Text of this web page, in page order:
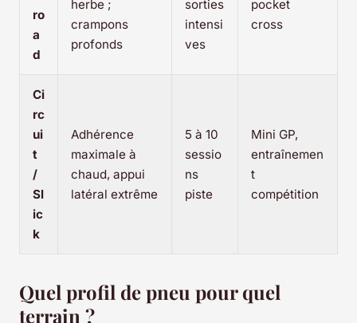
ro
a
d
herbe ;
crampons
profonds
sorties
intensi
ves
pocket
cross
Ci
rc
ui
t
/
Sl
ic
k
Adhérence
maximale à
chaud, appui
latéral extrême
5 à 10
sessio
ns
piste
Mini GP,
entraînemen
t
compétition
Quel profil de pneu pour quel
terrain ?